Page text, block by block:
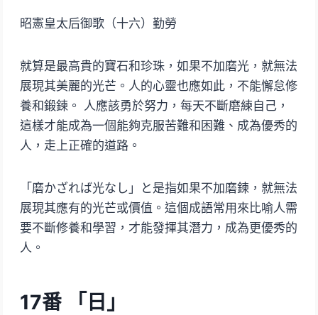
昭憲皇太后御歌（十六）勤勞
就算是最高貴的寶石和珍珠，如果不加磨光，就無法
展現其美麗的光芒。人的心靈也應如此，不能懈怠修
養和鍛鍊。 人應該勇於努力，每天不斷磨練自己，
這樣才能成為一個能夠克服苦難和困難、成為優秀的
人，走上正確的道路。
「磨かざれば光なし」と是指如果不加磨鍊，就無法
展現其應有的光芒或價值。這個成語常用來比喻人需
要不斷修養和學習，才能發揮其潛力，成為更優秀的
人。
17番 「日」